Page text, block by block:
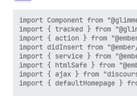
import Component from
import { tracked } from
import { action } from
import didInsert from
import { service } from
import { htmlSafe } from
import { ajax } from
import { defaultHomepage